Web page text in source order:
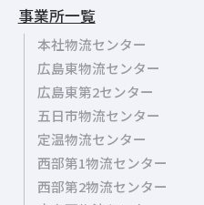
事業所一覧
本社物流センター
広島東物流センター
広島東第2センター
五日市物流センター
定温物流センター
西部第1物流センター
西部第2物流センター